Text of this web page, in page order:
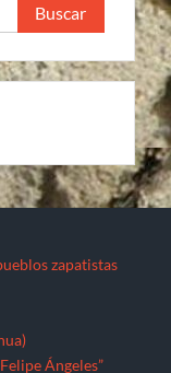
Buscar:
zapatistas
Ángeles”